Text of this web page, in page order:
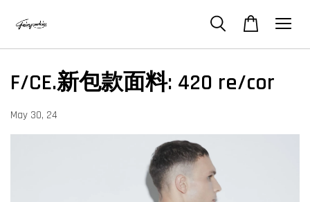
F/CE.新包款面料: 420 re/cor
May 30, 24